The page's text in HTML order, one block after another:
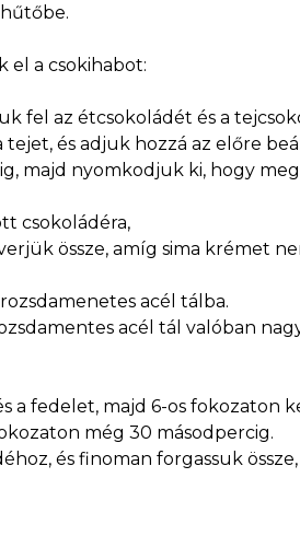
el a csokihabot:
fel az étcsokoládét és a
és adjuk hozzá az előre
majd nyomkodjuk ki, hogy
csokoládéra,
össze, amíg sima krémet
acél tálba.
acél tál valóban
a fedelet, majd 6-os fokozaton
még 30 másodpercig.
és finoman forgassuk